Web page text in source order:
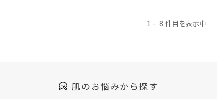
1 8
肌のお悩みから探す